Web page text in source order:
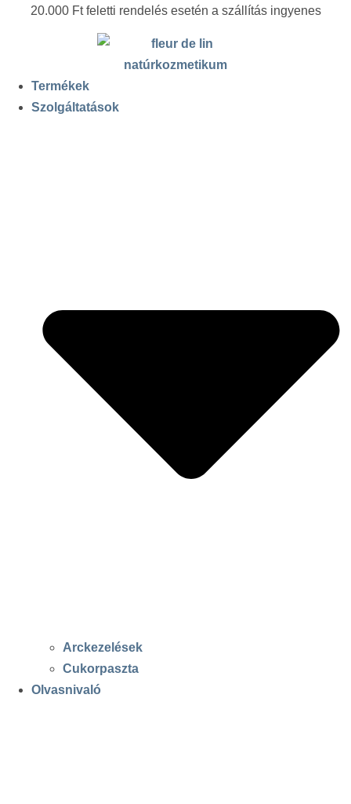
20.000 Ft feletti rendelés esetén a szállítás ingyenes
Termékek
Szolgáltatások
Arckezelések
Cukorpaszta
Olvasnivaló